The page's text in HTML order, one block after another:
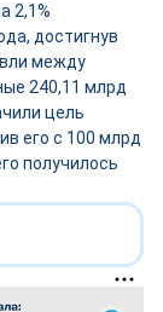
2,1%
достигнув
между
240,11 млрд
цель
его с 100 млрд
получилось